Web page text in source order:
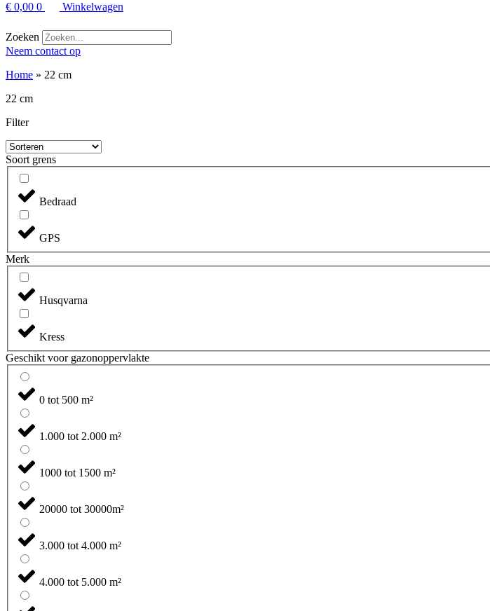
€ 0,00 0 Winkelwagen
Zoeken
Neem contact op
Home » 22 cm
22 cm
Filter
Soort grens
Bedraad
GPS
Merk
Husqvarna
Kress
Geschikt voor gazonoppervlakte
0 tot 500 m²
1.000 tot 2.000 m²
1000 tot 1500 m²
20000 tot 30000m²
3.000 tot 4.000 m²
4.000 tot 5.000 m²